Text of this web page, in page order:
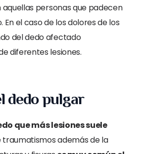
personas que padecen
En el caso de los dolores de los
del dedo afectado
diferentes lesiones.
dedo pulgar
que más lesiones suele
traumatismos además de la